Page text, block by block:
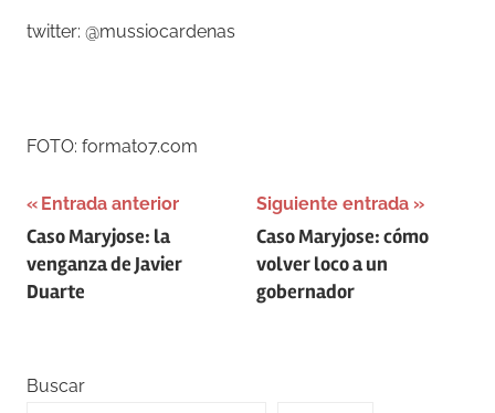
twitter: @mussiocardenas
FOTO: formato7.com
Navegación
de
entradas
Entrada anterior
Caso Maryjose: la
venganza de Javier
Duarte
Siguiente entrada
Caso Maryjose: cómo
volver loco a un
gobernador
Buscar